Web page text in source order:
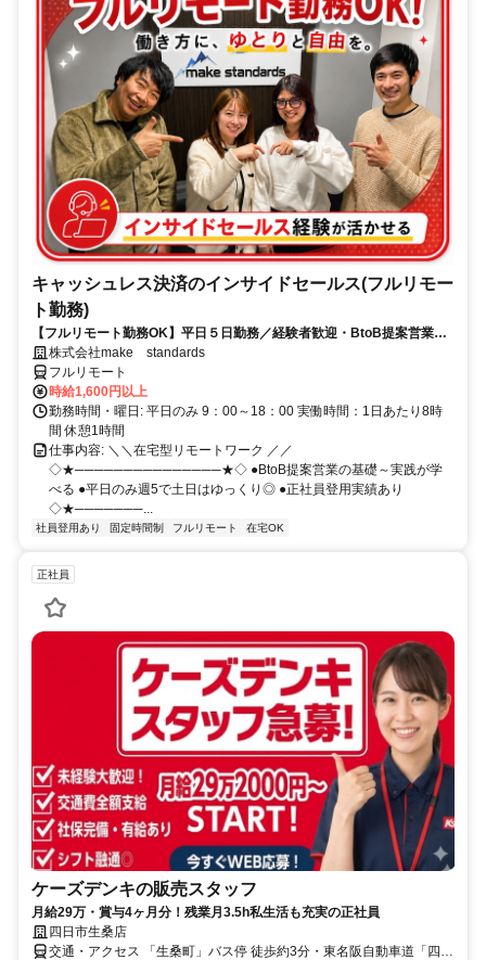
キャッシュレス決済のインサイドセールス(フルリモー
ト勤務)
【フルリモート勤務OK】平日５日勤務／経験者歓迎・BtoB提案営業で
スキルアップ
株式会社make standards
フルリモート
時給1,600円以上
勤務時間・曜日: 平日のみ 9：00～18：00 実働時間：1日あたり8時
間 休憩1時間
仕事内容: ＼＼在宅型リモートワーク ／／
◇★───────────────★◇ ●BtoB提案営業の基礎～実践が学
べる ●平日のみ週5で土日はゆっくり◎ ●正社員登用実績あり
◇★───────...
社員登用あり 固定時間制 フルリモート 在宅OK
正社員
ケーズデンキの販売スタッフ
月給29万・賞与4ヶ月分！残業月3.5h私生活も充実の正社員
四日市生桑店
交通・アクセス 「生桑町」バス停 徒歩約3分・東名阪自動車道「四日